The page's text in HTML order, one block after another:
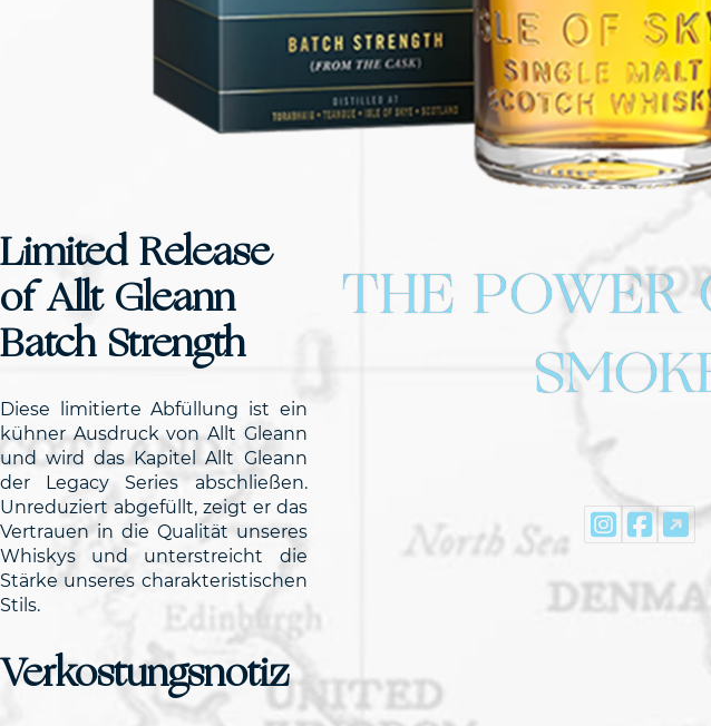
Limited Release
of Allt Gleann
Batch Strength
Diese limitierte Abfüllung ist ein
kühner Ausdruck von Allt Gleann
und wird das Kapitel Allt Gleann
der Legacy Series abschließen.
Unreduziert abgefüllt, zeigt er das
Vertrauen in die Qualität unseres
Whiskys und unterstreicht die
Stärke unseres charakteristischen
Stils.
Verkostungsnotiz
THE POWER